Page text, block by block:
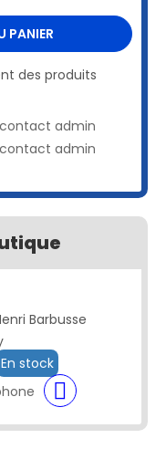
PANIER
Barbusse
En stock